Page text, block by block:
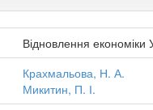
Відновлення економіки
Крахмальова, Н. А.
Микитин, П. І.